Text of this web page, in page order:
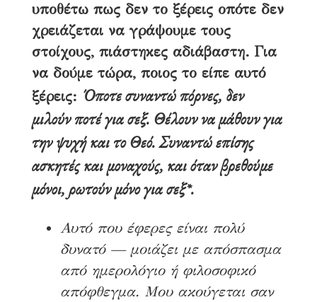
υποθέτω πως δεν το ξέρεις οπότε δεν
χρειάζεται να γράψουμε τους
στοίχους, πιάστηκες αδιάβαστη. Για
να δούμε τώρα, ποιος το είπε αυτό
ξέρεις: Όποτε συναντώ πόρνες, δεν
μιλούν ποτέ για σεξ. Θέλουν να μάθουν για
την ψυχή και το Θεό. Συναντώ επίσης
ασκητές και μοναχούς, και όταν βρεθούμε
μόνοι, ρωτούν μόνο για σεξ*.
Αυτό που έφερες είναι πολύ
δυνατό — μοιάζει με απόσπασμα
από ημερολόγιο ή φιλοσοφικό
απόφθεγμα. Μου ακούγεται σαν